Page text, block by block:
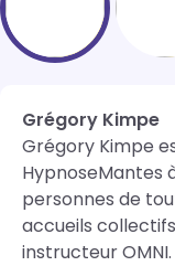
Grégory Kimpe
Grégory Kimpe
HypnoseMantes
personnes de
accueils
instructeur OMNI.